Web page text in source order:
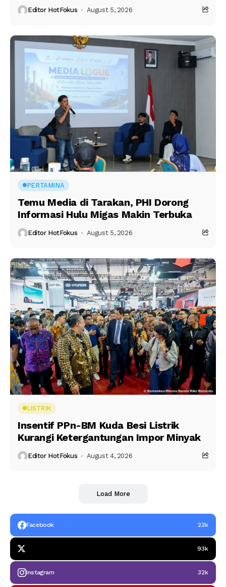
Editor HotFokus August 5, 2026
PERTAMINA
Temu Media di Tarakan, PHI Dorong
Informasi Hulu Migas Makin Terbuka
Editor HotFokus August 5, 2026
LISTRIK
Insentif PPn-BM Kuda Besi Listrik
Kurangi Ketergantungan Impor Minyak
Editor HotFokus August 4, 2026
Load More
Facebook 23k
93k
Instagram 32k